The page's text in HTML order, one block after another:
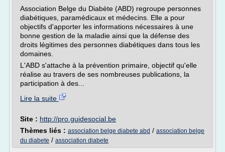
Association Belge du Diabète (ABD) regroupe personnes
diabétiques, paramédicaux et médecins. Elle a pour
objectifs d'apporter les informations nécessaires à une
bonne gestion de la maladie ainsi que la défense des
droits légitimes des personnes diabétiques dans tous les
domaines.
L'ABD s'attache à la prévention primaire, objectif qu'elle
réalise au travers de ses nombreuses publications, la
participation à des...
Lire la suite
Site : http://pro.guidesocial.be
Thèmes liés : association belge diabete abd / association belge
du diabete / association diabete